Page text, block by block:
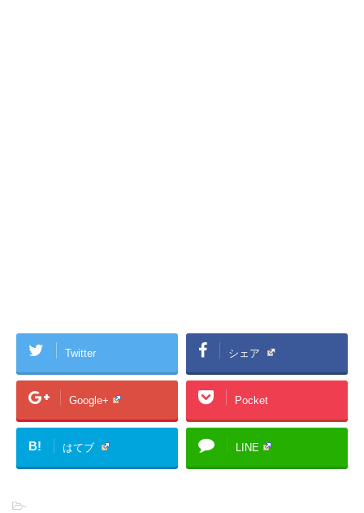
Twitter シェア
Google+ Pocket
B! はてブ LINE
-